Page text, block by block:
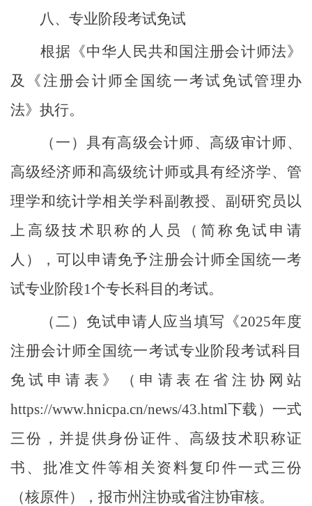
八、专业阶段考试免试
根据《中华人民共和国注册会计师法》
及《注册会计师全国统一考试免试管理办
法》执行。
（一）具有高级会计师、高级审计师、
高级经济师和高级统计师或具有经济学、管
理学和统计学相关学科副教授、副研究员以
上高级技术职称的人员（简称免试申请
人），可以申请免予注册会计师全国统一考
试专业阶段1个专长科目的考试。
（二）免试申请人应当填写《2025年度
注册会计师全国统一考试专业阶段考试科目
免试申请表》（申请表在省注协网站
https://www.hnicpa.cn/news/43.html下载）一式
三份，并提供身份证件、高级技术职称证
书、批准文件等相关资料复印件一式三份
（核原件），报市州注协或省注协审核。